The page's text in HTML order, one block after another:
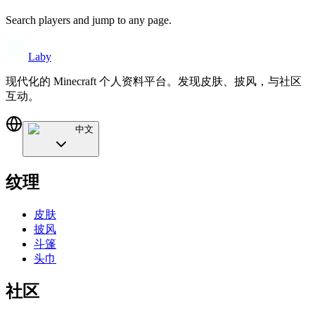
Search players and jump to any page.
Laby
现代化的 Minecraft 个人资料平台。发现皮肤、披风，与社区
互动。
中文
纹理
皮肤
披风
斗篷
头巾
社区